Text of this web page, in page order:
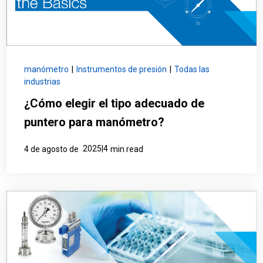
manómetro Instrumentos de presión
Todas las
industrias
¿Cómo elegir el tipo adecuado de
puntero para manómetro?
4 de agosto de 2025|4 min read